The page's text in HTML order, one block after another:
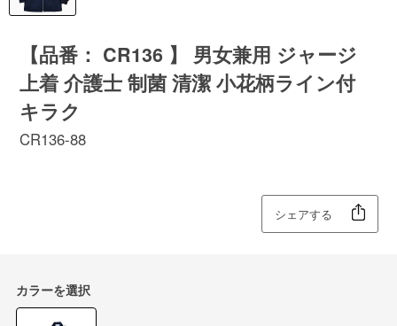
【品番： CR136 】 男女兼用 ジャージ
上着 介護士 制菌 清潔 小花柄ライン付
キラク
CR136-88
シェアする
カラーを選択